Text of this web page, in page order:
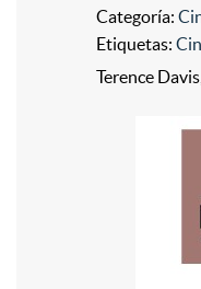
Categoría:
Etiquetas:
Terence